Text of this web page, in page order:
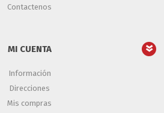
Contactenos
MI CUENTA
Información
Direcciones
Mis compras